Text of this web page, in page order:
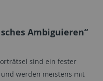
Ambiguieren“
sind ein fester
werden meistens mit